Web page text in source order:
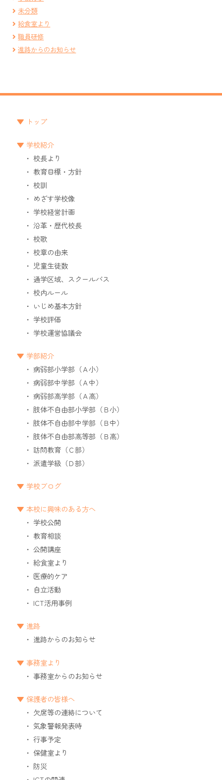
未分類
給食室より
職員研修
進路からのお知らせ
トップ
学校紹介
校長より
教育目標・方針
校訓
めざす学校像
学校経営計画
沿革・歴代校長
校歌
校章の由来
児童生徒数
通学区域、スクールバス
校内ルール
いじめ基本方針
学校評価
学校運営協議会
学部紹介
病弱部小学部（Ａ小）
病弱部中学部（Ａ中）
病弱部高学部（Ａ高）
肢体不自由部小学部（Ｂ小）
肢体不自由部中学部（Ｂ中）
肢体不自由部高等部（Ｂ高）
訪問教育（Ｃ部）
派遣学級（Ｄ部）
学校ブログ
本校に興味のある方へ
学校公開
教育相談
公開講座
給食室より
医療的ケア
自立活動
ICT活用事例
進路
進路からのお知らせ
事務室より
事務室からのお知らせ
保護者の皆様へ
欠席等の連絡について
気象警報発表時
行事予定
保健室より
防災